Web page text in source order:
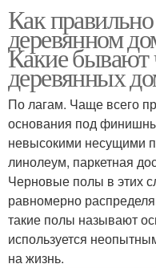
Как
деревянном
Какие бывают
деревянных
По лагам. Чаще всего
основания под
невысокими несущими
линолеум, паркетная
Черновые полы в этих
равномерно
такие полы называют
используется
на жизнь.